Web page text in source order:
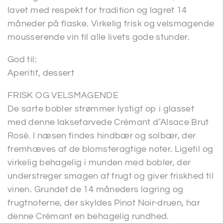
lavet med respekt for tradition og lagret 14
måneder på flaske. Virkelig frisk og velsmagende
mousserende vin til alle livets gode stunder.
God til:
Aperitif, dessert
FRISK OG VELSMAGENDE
De sarte bobler strømmer lystigt op i glasset
med denne laksefarvede Crémant d’Alsace Brut
Rosé. I næsen findes hindbær og solbær, der
fremhæves af de blomsteragtige noter. Ligetil og
virkelig behagelig i munden med bobler, der
understreger smagen af frugt og giver friskhed til
vinen. Grundet de 14 måneders lagring og
frugtnoterne, der skyldes Pinot Noir-druen, har
denne Crémant en behagelig rundhed.